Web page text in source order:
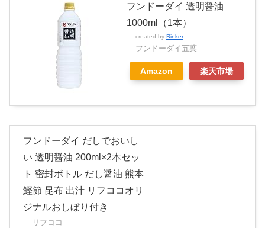
フンドーダイ 透明醤油
1000ml（1本）
created by Rinker
フンドーダイ五葉
Amazon 楽天市場
フンドーダイ だしでおいし
い 透明醤油 200ml×2本セッ
ト 密封ボトル だし醤油 熊本
鰹節 昆布 出汁 リフココオリ
ジナルおしぼり付き
リフココ